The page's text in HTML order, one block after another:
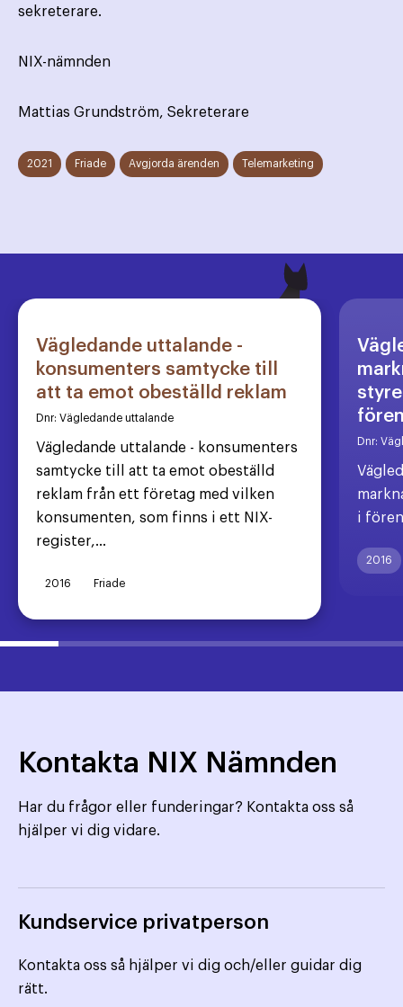
sekreterare.
NIX-nämnden
Mattias Grundström, Sekreterare
2021 Friade Avgjorda ärenden Telemarketing
Vägledande uttalande -
konsumenters samtycke till
att ta emot obeställd reklam
Dnr: Vägledande uttalande
Vägledande uttalande - konsumenters
samtycke till att ta emot obeställd
reklam från ett företag med vilken
konsumenten, som finns i ett NIX-
register,...
2016 Friade
Dnr:
i
2016
Kontakta NIX Nämnden
Har du frågor eller funderingar? Kontakta oss så
hjälper vi dig vidare.
Kundservice privatperson
Kontakta oss så hjälper vi dig och/eller guidar dig
rätt.